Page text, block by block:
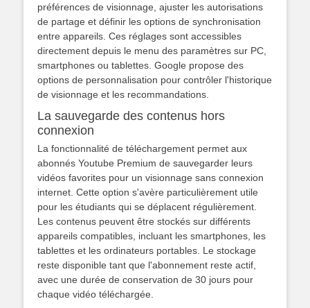
préférences de visionnage, ajuster les autorisations
de partage et définir les options de synchronisation
entre appareils. Ces réglages sont accessibles
directement depuis le menu des paramètres sur PC,
smartphones ou tablettes. Google propose des
options de personnalisation pour contrôler l'historique
de visionnage et les recommandations.
La sauvegarde des contenus hors
connexion
La fonctionnalité de téléchargement permet aux
abonnés Youtube Premium de sauvegarder leurs
vidéos favorites pour un visionnage sans connexion
internet. Cette option s'avère particulièrement utile
pour les étudiants qui se déplacent régulièrement.
Les contenus peuvent être stockés sur différents
appareils compatibles, incluant les smartphones, les
tablettes et les ordinateurs portables. Le stockage
reste disponible tant que l'abonnement reste actif,
avec une durée de conservation de 30 jours pour
chaque vidéo téléchargée.